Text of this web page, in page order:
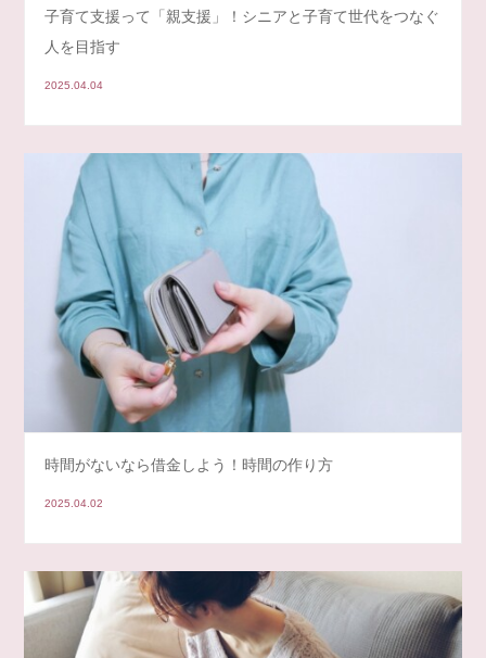
子育て支援って「親支援」！シニアと子育て世代をつなぐ
人を目指す
2025.04.04
時間がないなら借金しよう！時間の作り方
2025.04.02